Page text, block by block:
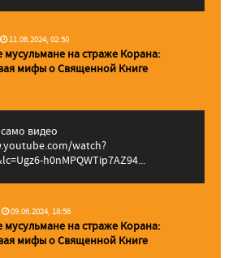
11.06.2024, 02:50
мусульмане на страже Корана:
мифы о Священной Книге
видео
watch?
h0nMPQWTip7AZ94...
09.06.2024, 18:56
мусульмане на страже Корана:
мифы о Священной Книге